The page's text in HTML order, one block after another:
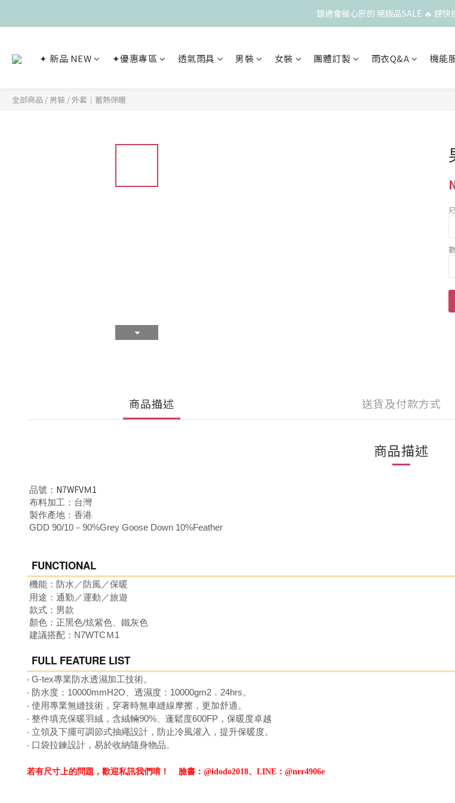
錯過會搥心肝的 絕版品SALE 🔥 趕快
✦ 新品 NEW ✦優惠專區 透氣雨具 男裝 女裝 團體訂製 雨衣Q&A 機能
全部商品 / 男裝 /外套｜蓄熱保暖
商品描述 送貨及付款方式
商品描述
品號： N7WFVＭ1
布料加工：台灣
製作產地：香港
GDD 90/10－90%Grey Goose Down 10%Feather
FUNCTIONAL
機能：防水 ／防風／保暖
用途：通勤／運動 ／旅遊
款式：男款
顏色：正黑色/炫紫色、鐵灰色
建議搭配：N7WTCＭ1
FULL FEATURE LIST
‧ G-tex專業防水透濕加工技術。
‧ 防水度：10000mmH2O、透濕度：10000gm2．24hrs。
‧ 使用專業無縫技術，穿著時無車縫線摩擦，更加舒適。
‧ 整件填充保暖羽絨，含絨輛90%、蓬鬆度600FP，保暖度卓越
‧ 立領及下擺可調節式抽繩設計， 防止冷風灌入，提升保暖度。
‧ 口袋拉鍊設計，易於收納隨身物品。
若有尺寸上的問題，歡迎私訊我們唷！ 臉書：@idodo2018、LINE：@nrr4906e